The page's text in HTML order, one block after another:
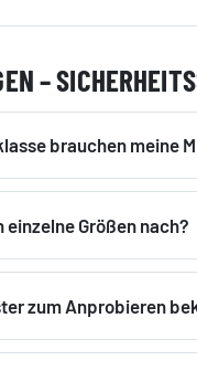
–
brauchen meine
einzelne Größen nach?
zum Anprobieren